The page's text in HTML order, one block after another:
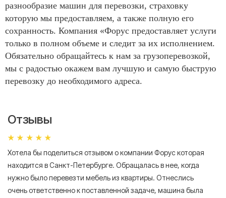
разнообразие машин для перевозки, страховку
которую мы предоставляем, а также полную его
сохранность. Компания «Форус предоставляет услуги
только в полном объеме и следит за их исполнением.
Обязательно обращайтесь к нам за грузоперевозкой,
мы с радостью окажем вам лучшую и самую быструю
перевозку до необходимого адреса.
Отзывы
Хотела бы поделиться отзывом о компании Форус которая
находится в Санкт-Петербурге. Обращалась в нее, когда
нужно было перевезти мебель из квартиры. Отнеслись
очень ответственно к поставленной задаче, машина была